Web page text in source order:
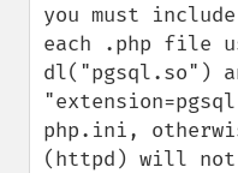
you must
each .php file
dl("pgsql.so")
php.ini,
(httpd) will